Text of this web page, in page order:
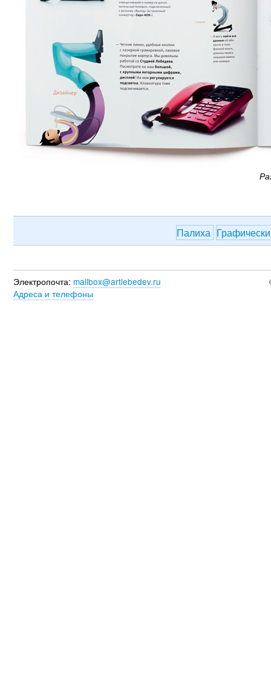
Палиха
Электропочта: mailbox@artlebedev.ru
Адреса и телефоны